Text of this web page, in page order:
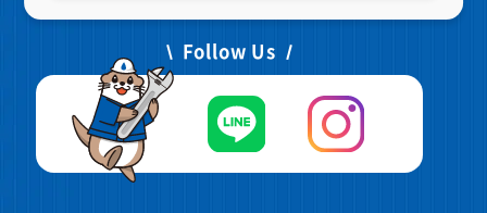
Follow Us